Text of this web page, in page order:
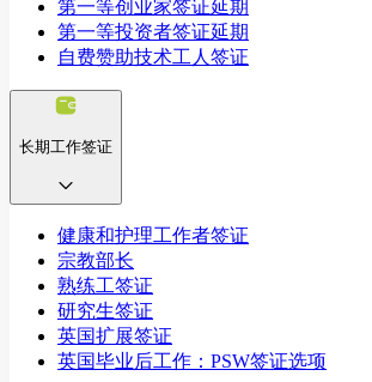
第一等创业家签证延期
第一等投资者签证延期
自费赞助技术工人签证
长期工作签证
健康和护理工作者签证
宗教部长
熟练工签证
研究生签证
英国扩展签证
英国毕业后工作：PSW签证选项